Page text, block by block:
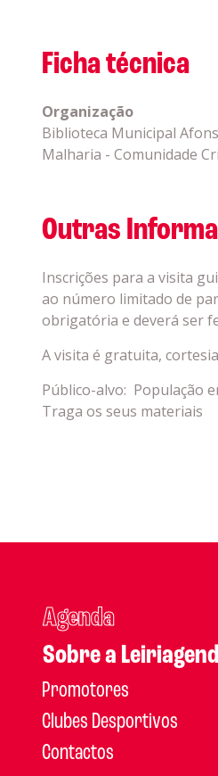
Ficha técnica
Organização
Biblioteca Municipal
Malharia - Comunidade
Outras
Inscrições para a visita
ao número limitado de
obrigatória e deverá ser
A visita é gratuita,
Público-alvo: População
Traga os seus materiais
Agenda
Sobre a
Promotores
Clubes Desportivos
Contactos